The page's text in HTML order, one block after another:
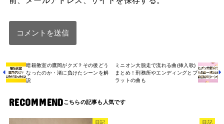
暗殺教室の鷹岡がクズ？その後どう
なったのか・渚に負けたシーンを解
説
ミニオン大脱走で流れる曲(挿入歌)
まとめ！刑務所やエンディングとブ
ラットの曲も
RECOMMEND
日記 日記